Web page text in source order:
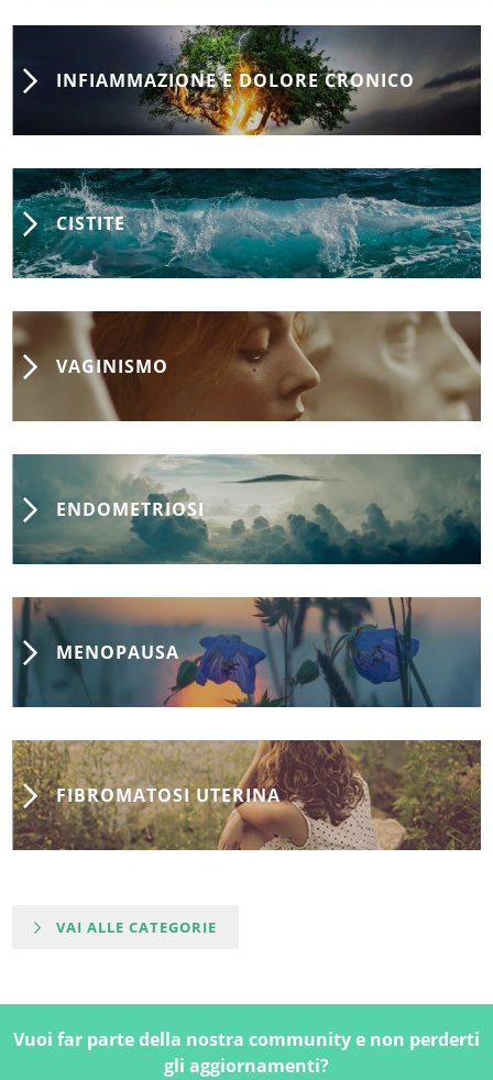
INFIAMMAZIONE E DOLORE CRONICO
CISTITE
VAGINISMO
ENDOMETRIOSI
MENOPAUSA
FIBROMATOSI UTERINA
VAI ALLE CATEGORIE
Vuoi far parte della nostra community e non perderti
gli aggiornamenti?